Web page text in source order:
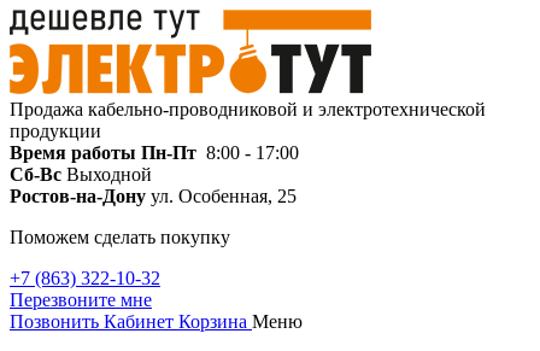
Продажа кабельно-проводниковой и электротехнической
продукции
Время работы Пн-Пт 8:00 - 17:00
Сб-Вс Выходной
Ростов-на-Дону ул. Особенная, 25
Поможем сделать покупку
+7 (863) 322-10-32
Перезвоните мне
Позвонить Кабинет Корзина Меню